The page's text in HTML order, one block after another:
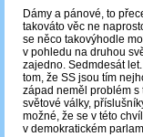
Dámy a pánové, to
takováto věc ne
se něco takovýhodle
v pohledu na druhou
zajedno. Sedmdesát
tom, že SS jsou tím
západ neměl problém s
světové války,
možné, že se v této
v demokratickém